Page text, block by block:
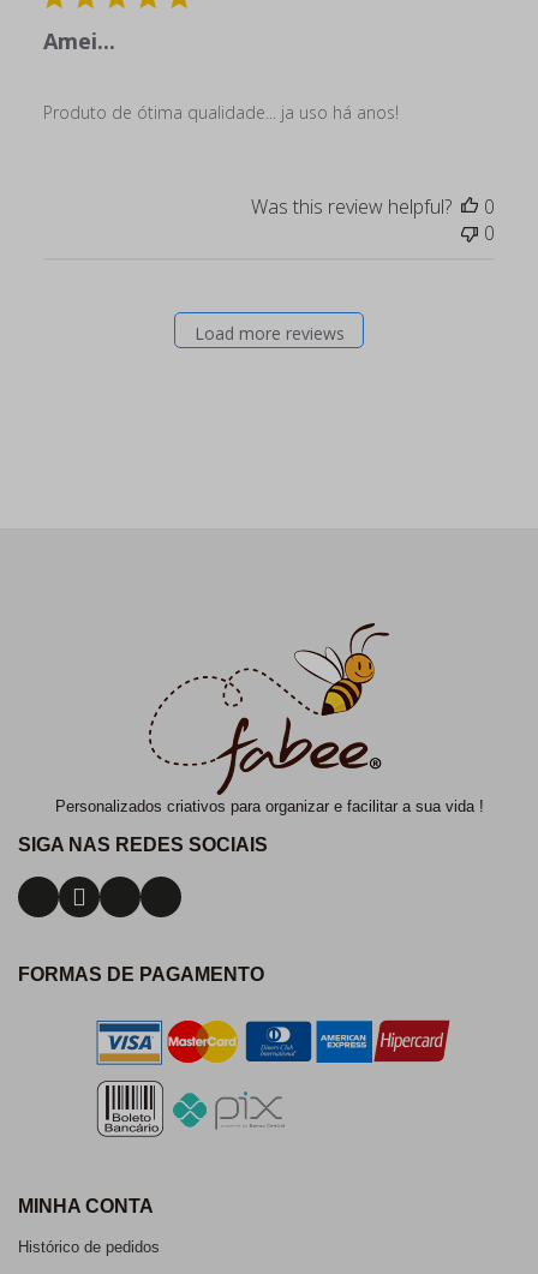
Amei...
Produto de ótima qualidade... ja uso há anos!
Was this review helpful?
0
0
Load more reviews
Personalizados criativos para organizar e facilitar a sua vida !
SIGA NAS REDES SOCIAIS
FORMAS DE PAGAMENTO
MINHA CONTA
Histórico de pedidos